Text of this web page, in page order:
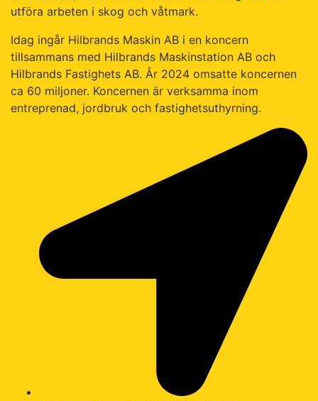
utföra arbeten i skog och våtmark.
Idag ingår Hilbrands Maskin AB i en koncern
tillsammans med Hilbrands Maskinstation AB och
Hilbrands Fastighets AB. År 2024 omsatte koncernen
ca 60 miljoner. Koncernen är verksamma inom
entreprenad, jordbruk och fastighetsuthyrning.